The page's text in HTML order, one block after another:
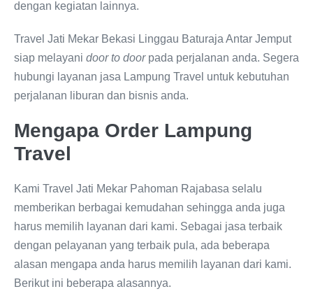
dengan kegiatan lainnya.
Travel Jati Mekar Bekasi Linggau Baturaja Antar Jemput
siap melayani door to doorpada perjalanan anda. Segera
hubungi layanan jasa Lampung Travel untuk kebutuhan
perjalanan liburan dan bisnis anda.
Mengapa Order Lampung
Travel
Kami Travel Jati Mekar Pahoman Rajabasa selalu
memberikan berbagai kemudahan sehingga anda juga
harus memilih layanan dari kami. Sebagai jasa terbaik
dengan pelayanan yang terbaik pula, ada beberapa
alasan mengapa anda harus memilih layanan dari kami.
Berikut ini beberapa alasannya.